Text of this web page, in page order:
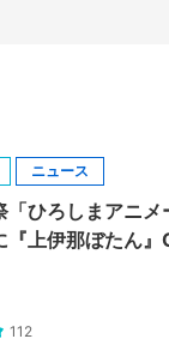
ニュース
「ひろしまアニメ
『上伊那ぼたん
112